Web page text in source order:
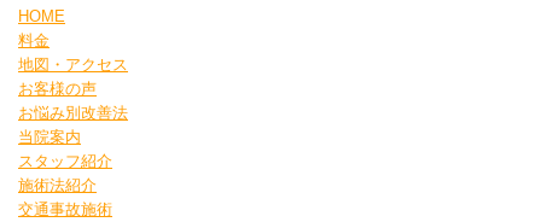
HOME
料金
地図・アクセス
お客様の声
お悩み別改善法
当院案内
スタッフ紹介
施術法紹介
交通事故施術